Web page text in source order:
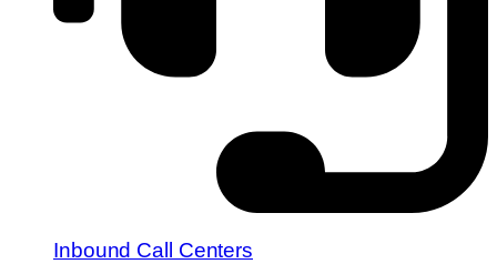
Inbound Call Centers